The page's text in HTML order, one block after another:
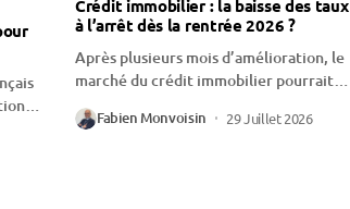
Crédit immobilier : la baisse des taux
à l’arrêt dès la rentrée 2026 ?
Après plusieurs mois d’amélioration, le
marché du crédit immobilier pourrait
Fabien Monvoisin 29 Juillet 2026